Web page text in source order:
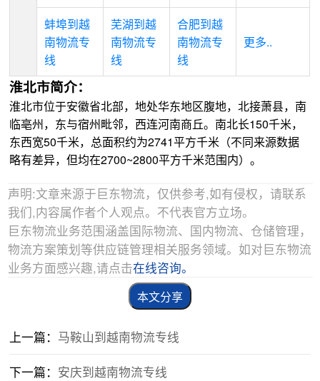
蚌埠到越
南物流专
线
芜湖到越
南物流专
线
合肥到越
南物流专
线
更多..
淮北市简介：
淮北市位于安徽省北部，地处华东地区腹地，北接萧县，南
临亳州，东与宿州毗邻，西连河南商丘。南北长150千米，
东西宽50千米，总面积约为2741平方千米（不同来源数据
略有差异，但均在2700~2800平方千米范围内）。
声明:文章来源于巨东物流，仅供参考,如有侵权，请联系
我们,内容属作者个人观点。不代表官方立场。
巨东物流业务范围涵盖国际物流、国内物流、仓储管理，
物流方案策划等供应链管理相关服务领域。如对巨东物流
业务方面感兴趣,请点击在线咨询。
本文分享
上一篇： 马鞍山到越南物流专线
下一篇： 安庆到越南物流专线